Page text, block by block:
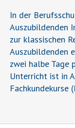
In der
Auszubildenden
zur klassischen
Auszubildenden
zwei halbe Tage
Unterricht ist in
Fachkundekurse